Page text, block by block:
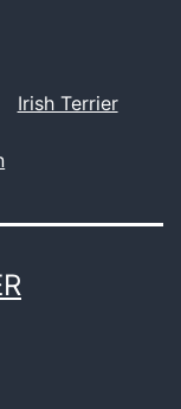
Irish Terrier